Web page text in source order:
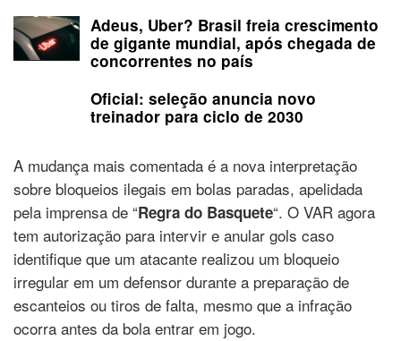
Adeus, Uber? Brasil freia crescimento
de gigante mundial, após chegada de
concorrentes no país
Oficial: seleção anuncia novo
treinador para ciclo de 2030
A mudança mais comentada é a nova interpretação
sobre bloqueios ilegais em bolas paradas, apelidada
pela imprensa de “Regra do Basquete“. O VAR agora
tem autorização para intervir e anular gols caso
identifique que um atacante realizou um bloqueio
irregular em um defensor durante a preparação de
escanteios ou tiros de falta, mesmo que a infração
ocorra antes da bola entrar em jogo.